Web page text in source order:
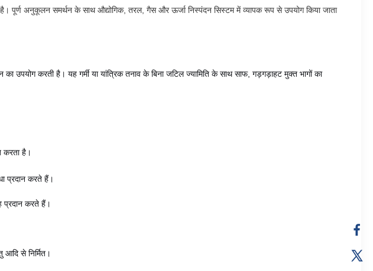
है। पूर्ण अनुकूलन समर्थन के साथ औद्योगिक, तरल, गैस और ऊर्जा निस्पंदन सिस्टम में व्यापक रूप से उपयोग किया जाता
का उपयोग करती है। यह गर्मी या यांत्रिक तनाव के बिना जटिल ज्यामिति के साथ साफ, गड़गड़ाहट मुक्त भागों का
करता है।
प्रदान करते हैं।
प्रदान करते हैं।
से निर्मित।